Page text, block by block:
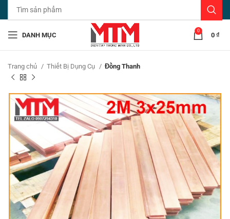
DANH MỤC
0
0 ₫
Trang chủ Thiết Bị Dụng Cụ Đồng Thanh